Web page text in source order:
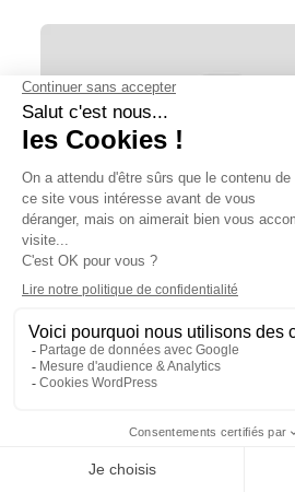
Météo du vendredi 3